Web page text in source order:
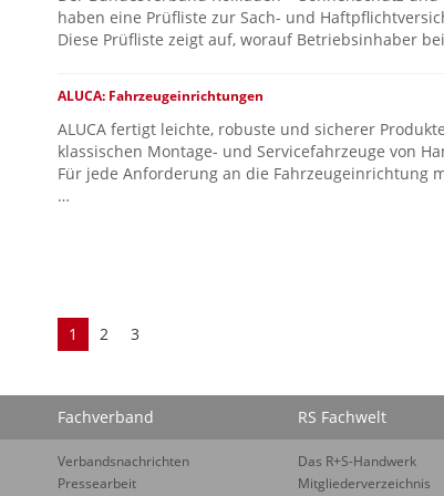
haben eine Prüfliste zur Sach- und
Diese Prüfliste zeigt auf, worauf Betriebsinhaber
ALUCA: Fahrzeugeinrichtungen
ALUCA fertigt leichte, robuste und sicherer
klassischen Montage- und Servicefahrzeuge von
Für jede Anforderung an die Fahrzeugeinrichtung
…
1 2 3
Fachverband RS Fachwelt
Verbandsnachrichten
Pressearbeit
Das R+S-Handwerk
Mitgliederverzeichnis